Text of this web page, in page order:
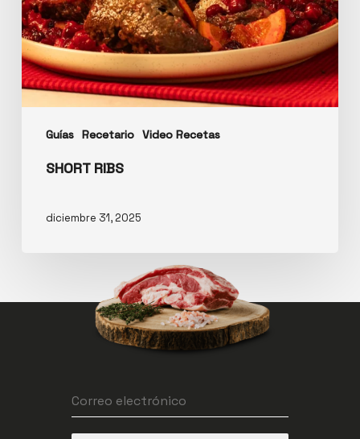
Guías Recetario Video Recetas
SHORT RIBS
diciembre 31, 2025